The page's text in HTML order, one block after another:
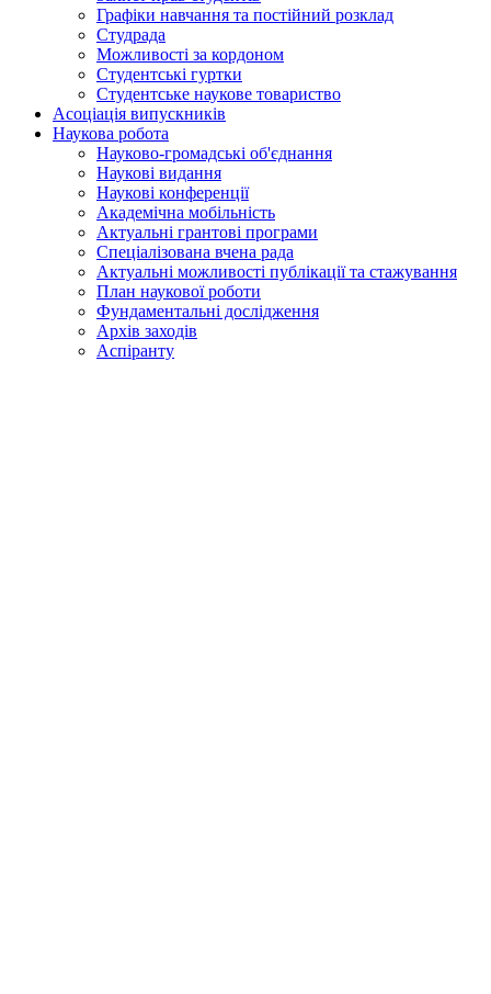
Графіки навчання та постійний розклад
Студрада
Можливості за кордоном
Студентські гуртки
Студентське наукове товариство
Асоціація випускників
Наукова робота
Науково-громадські об'єднання
Наукові видання
Наукові конференції
Академічна мобільність
Актуальні грантові програми
Спеціалізована вчена рада
Актуальні можливості публікації та стажування
План наукової роботи
Фундаментальні дослідження
Архів заходів
Аспіранту